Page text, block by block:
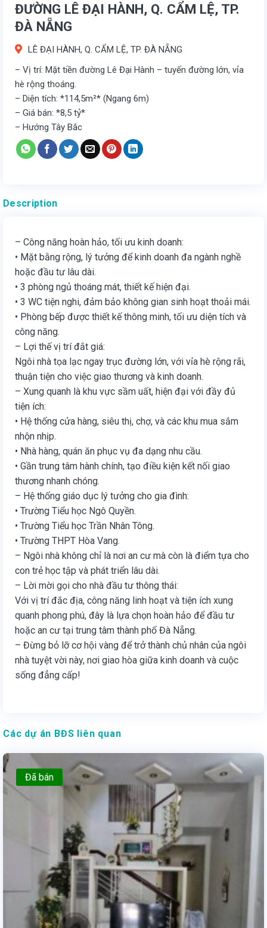
ĐƯỜNG LÊ ĐẠI HÀNH, Q. CẨM LỆ, TP.
ĐÀ NẴNG
LÊ ĐẠI HÀNH, Q. CẨM LỆ, TP. ĐÀ NẴNG
– Vị trí: Mặt tiền đường Lê Đại Hành – tuyến đường lớn, vỉa
hè rộng thoáng.
– Diện tích: *114,5m²* (Ngang 6m)
– Giá bán: *8,5 tỷ*
– Hướng Tây Bắc
Description
– Công năng hoàn hảo, tối ưu kinh doanh:
• Mặt bằng rộng, lý tưởng để kinh doanh đa ngành nghề
hoặc đầu tư lâu dài.
• 3 phòng ngủ thoáng mát, thiết kế hiện đại.
• 3 WC tiện nghi, đảm bảo không gian sinh hoạt thoải mái.
• Phòng bếp được thiết kế thông minh, tối ưu diện tích và
công năng.
– Lợi thế vị trí đắt giá:
Ngôi nhà tọa lạc ngay trục đường lớn, với vỉa hè rộng rãi,
thuận tiện cho việc giao thương và kinh doanh.
– Xung quanh là khu vực sầm uất, hiện đại với đầy đủ
tiện ích:
• Hệ thống cửa hàng, siêu thị, chợ, và các khu mua sắm
nhộn nhịp.
• Nhà hàng, quán ăn phục vụ đa dạng nhu cầu.
• Gần trung tâm hành chính, tạo điều kiện kết nối giao
thương nhanh chóng.
– Hệ thống giáo dục lý tưởng cho gia đình:
• Trường Tiểu học Ngô Quyền.
• Trường Tiểu học Trần Nhân Tông.
• Trường THPT Hòa Vang.
– Ngôi nhà không chỉ là nơi an cư mà còn là điểm tựa cho
con trẻ học tập và phát triển lâu dài.
– Lời mời gọi cho nhà đầu tư thông thái:
Với vị trí đắc địa, công năng linh hoạt và tiện ích xung
quanh phong phú, đây là lựa chọn hoàn hảo để đầu tư
hoặc an cư tại trung tâm thành phố Đà Nẵng.
– Đừng bỏ lỡ cơ hội vàng để trở thành chủ nhân của ngôi
nhà tuyệt vời này, nơi giao hòa giữa kinh doanh và cuộc
sống đẳng cấp!
Các dự án BĐS liên quan
Đã bán